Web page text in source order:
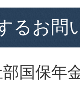
るお問
国保年